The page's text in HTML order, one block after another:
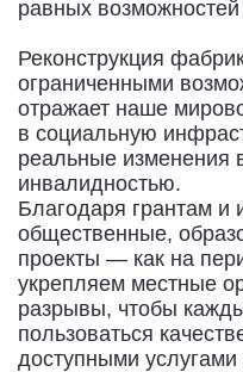
равных
Реконструкция
ограниченными
отражает наше
в социальную
реальные изменения
инвалидностью.
Благодаря грантам и
общественные,
проекты — как на
укрепляем местные
разрывы, чтобы
пользоваться
доступными